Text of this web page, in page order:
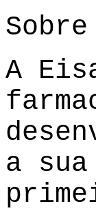
A
a